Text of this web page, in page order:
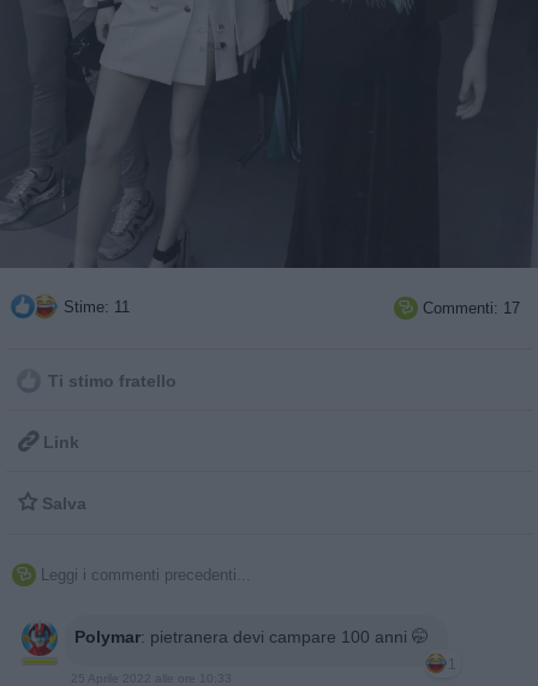
Stime: 11  Commenti: 17
Ti stimo fratello
 Link
 Salva
 Leggi i commenti precedenti...
Polymar: pietranera devi campare 100 anni 🤭
1
25 Aprile 2022 alle ore 10:33